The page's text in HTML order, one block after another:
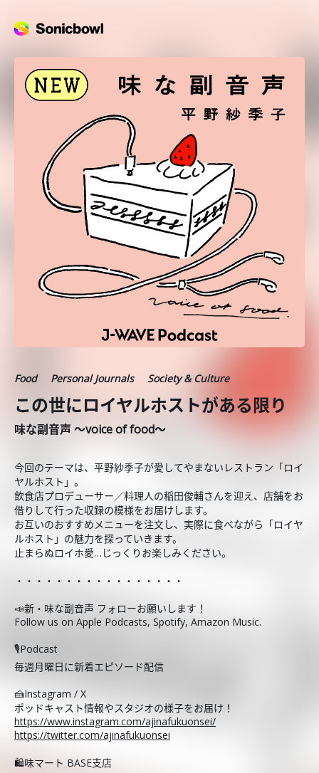
Food Personal Journals Society & Culture
この世にロイヤルホストがある限り
味な副音声 ～voice of food～
今回のテーマは、平野紗季子が愛してやまないレストラン「ロイ
ヤルホスト」。
飲食店プロデューサー／料理人の稲田俊輔さんを迎え、店舗をお
借りして行った収録の模様をお届けします。
お互いのおすすめメニューを注文し、実際に食べながら「ロイヤ
ルホスト」の魅力を探っていきます。
止まらぬロイホ愛…じっくりお楽しみください。
・・・・・・・・・・・・・・・・・
📣新・味な副音声 フォローお願いします！
Follow us on Apple Podcasts, Spotify, Amazon Music.
🎙️Podcast
毎週月曜日に新着エピソード配信
🍰Instagram / X
ポッドキャスト情報やスタジオの様子をお届け！
https://www.instagram.com/ajinafukuonsei/
https://twitter.com/ajinafukuonsei
🛍️味マート BASE支店